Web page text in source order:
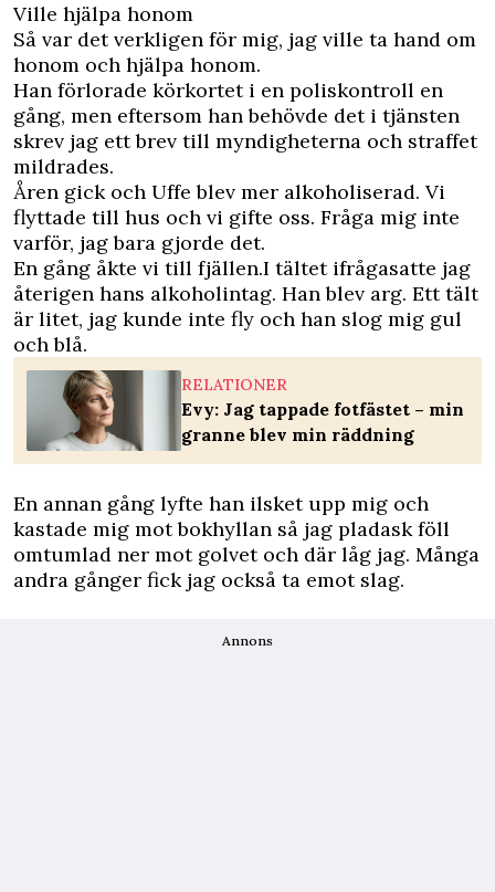
Ville hjälpa honom
Så var det verkligen för mig, jag ville ta hand om
honom och hjälpa honom.
Han förlorade körkortet i en poliskontroll en
gång, men eftersom han behövde det i tjänsten
skrev jag ett brev till myndigheterna och straffet
mildrades.
Åren gick och Uffe blev mer alkoholiserad. Vi
flyttade till hus och vi gifte oss. Fråga mig inte
varför, jag bara gjorde det.
En gång åkte vi till fjällen.I tältet ifrågasatte jag
återigen hans alkoholintag. Han blev arg. Ett tält
är litet, jag kunde inte fly och han slog mig gul
och blå.
RELATIONER
Evy: Jag tappade fotfästet – min
granne blev min räddning
En annan gång lyfte han ilsket upp mig och
kastade mig mot bokhyllan så jag pladask föll
omtumlad ner mot golvet och där låg jag. Många
andra gånger fick jag också ta emot slag.
Annons